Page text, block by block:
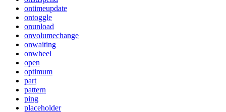
ontimeupdate
ontoggle
onunload
onvolumechange
onwaiting
onwheel
open
optimum
part
pattern
ping
placeholder